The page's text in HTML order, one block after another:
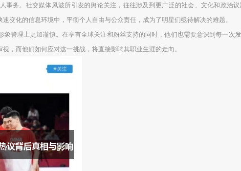
事务。社交媒体风波所引发的舆论关注，往往涉及到更广泛的社会、文化和政治
变化的信息环境中，平衡个人自由与公众责任，成为了明星们亟待解决的难题。
管理上更加谨慎。在享有全球关注和粉丝支持的同时，他们也需要意识到每一次
，而他们如何应对这一挑战，将直接影响其职业生涯的走向。